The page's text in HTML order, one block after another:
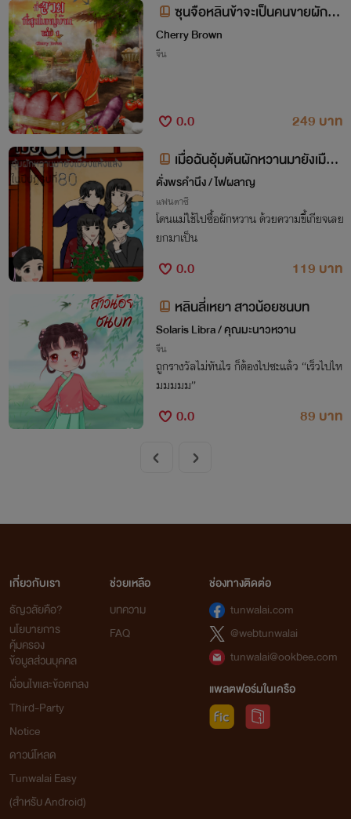
ซุนจือหลินข้าจะเป็นคนขายผักที่ส
วยที่สุดในหมู่บ้าน เล่ม 1
Cherry Brown
จีน
0.0
249 บาท
เมื่อฉันอุ้มต้นผักหวานมายังเมือง
แห้งแล้ง ในปีปฏิรู
ดั่งพรคำนึง / ไฟผลาญ
แฟนตาซี
โดนแม่ใช้ไปซื้อผักหวาน ด้วยความขี้เกียจเลย
ยกมาเป็น
0.0
119 บาท
หลินลี่เหยา สาวน้อยชนบท
Solaris Libra / คุณมะนาวหวาน
จีน
ถูกรางวัลไม่ทันไร ก็ต้องไปซะแล้ว “เร็วไปไห
มมมมม”
0.0 89 บาท
เกี่ยวกับเรา
ธัญวลัยคือ?
นโยบายการ
คุ้มครอง
ข้อมูลส่วนบุคคล
เงื่อนไขและข้อตกลง
Third-Party
Notice
ดาวน์โหลด
Tunwalai Easy
(สำหรับ Android)
ช่วยเหลือ
บทความ
FAQ
ช่องทางติดต่อ
tunwalai.com
@webtunwalai
tunwalai@ookbee.com
แพลตฟอร์มในเครือ